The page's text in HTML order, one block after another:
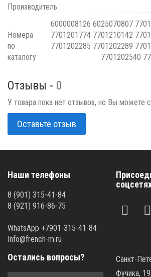
Производитель
Номера
по
каталогу
6000008126 6025070807
7701201774 7701210142
7701202285 7701202289
7701202540
Отзывы - 0
У товара пока нет отзывов, но Вы можете
Оставьте отзыв
Наши телефоны
8 (901) 315-41-84
8 (921) 916-86-75
WhatsApp +7901-315-41-84
Info@french-m.ru
Остались вопросы?
Санкт-
Фучика, 19,